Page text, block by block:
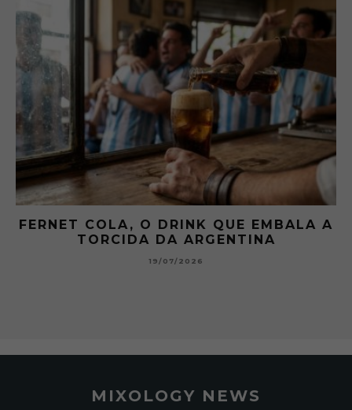
FERNET COLA, O DRINK QUE EMBALA A
TORCIDA DA ARGENTINA
19/07/2026
MIXOLOGY NEWS